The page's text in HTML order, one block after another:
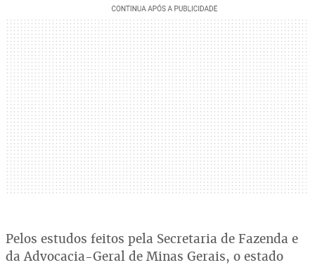
Pelos estudos feitos pela Secretaria de Fazenda e
da Advocacia-Geral de Minas Gerais, o estado